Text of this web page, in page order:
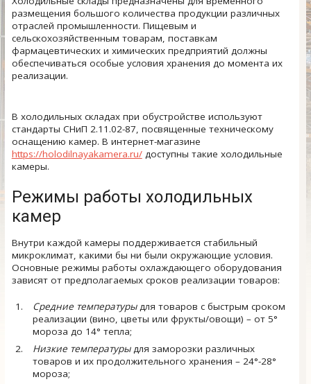
размещения большого количества продукции различных
отраслей промышленности. Пищевым и
сельскохозяйственным товарам, поставкам
фармацевтических и химических предприятий должны
обеспечиваться особые условия хранения до момента их
реализации.
В холодильных складах при обустройстве используют
стандарты СНиП 2.11.02-87, посвященные техническому
оснащению камер. В интернет-магазине
https://holodilnayakamera.ru/доступны такие холодильные
камеры.
Режимы работы холодильных
камер
Внутри каждой камеры поддерживается стабильный
микроклимат, какими бы ни были окружающие условия.
Основные режимы работы охлаждающего оборудования
зависят от предполагаемых сроков реализации товаров:
Средние температурыдля товаров с быстрым сроком
реализации (вино, цветы или фрукты/овощи) – от 5°
мороза до 14° тепла;
Низкие температурыдля заморозки различных
товаров и их продолжительного хранения – 24°-28°
мороза;